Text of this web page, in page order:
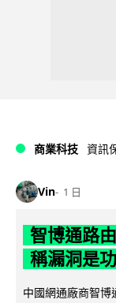
商業科技 資訊
Vin 1 日
智博通路
稱漏洞是
中國網通廠商智